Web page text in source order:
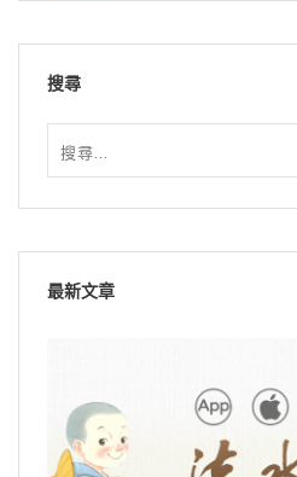
搜尋
最新文章